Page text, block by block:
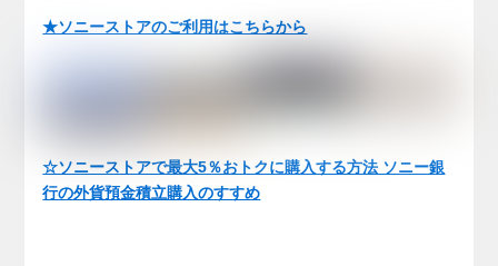
★ソニーストアのご利用はこちらから
☆ソニーストアで最大5％おトクに購入する方法 ソニー銀
行の外貨預金積立購入のすすめ